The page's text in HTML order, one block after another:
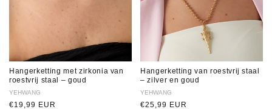
Hangerketting met zirkonia van
roestvrij staal – goud
Verkoper:
YEHWANG
Normale
€19,99 EUR
Hangerketting van roestvrij staal
– zilver en goud
Verkoper:
YEHWANG
Normale
€25,99 EUR